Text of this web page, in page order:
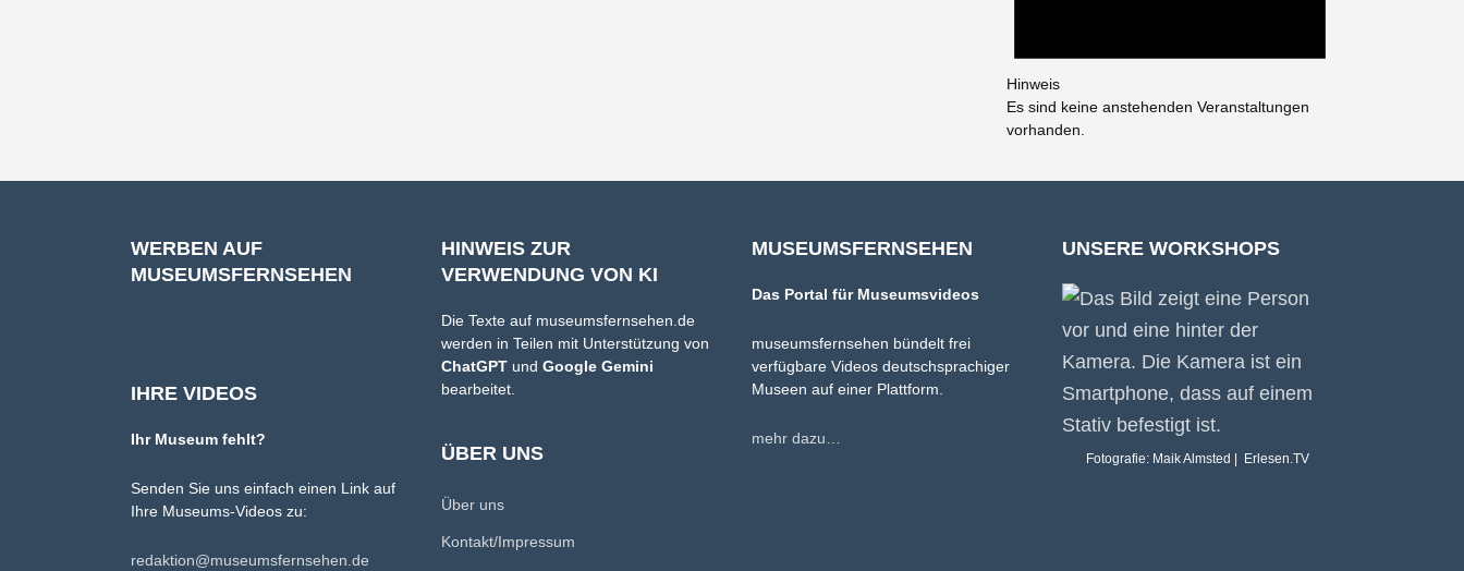
Hinweis
Es sind keine anstehenden Veranstaltungen
vorhanden.
WERBEN AUF
MUSEUMSFERNSEHEN
IHRE VIDEOS
Ihr Museum fehlt?
Senden Sie uns einfach einen Link auf
Ihre Museums-Videos zu:
redaktion@museumsfernsehen.de
HINWEIS ZUR
VERWENDUNG VON KI
Die Texte auf museumsfernsehen.de
werden in Teilen mit Unterstützung von
ChatGPT und Google Gemini
bearbeitet.
ÜBER UNS
Über uns
Kontakt/Impressum
MUSEUMSFERNSEHEN
Das Portal für Museumsvideos
museumsfernsehen bündelt frei
verfügbare Videos deutschsprachiger
Museen auf einer Plattform.
mehr dazu…
UNSERE WORKSHOPS
Fotografie: Maik Almsted | Erlesen.TV